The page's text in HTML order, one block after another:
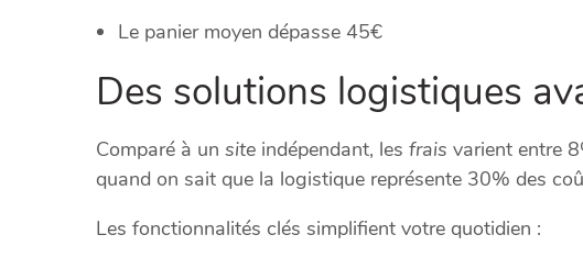
Le panier moyen dépasse 45€
Des solutions logistiques
Comparé à un site indépendant, les frais varient entre
quand on sait que la logistique représente 30% des
Les fonctionnalités clés simplifient votre quotidien :